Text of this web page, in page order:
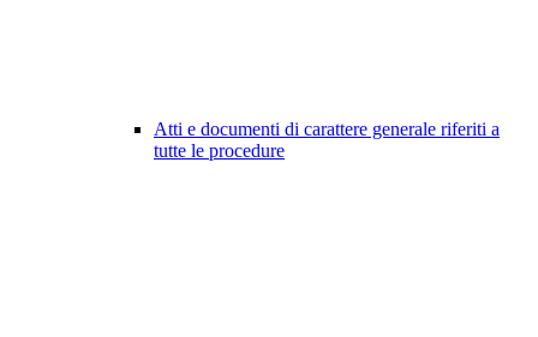
Atti e documenti di carattere generale riferiti a
tutte le procedure